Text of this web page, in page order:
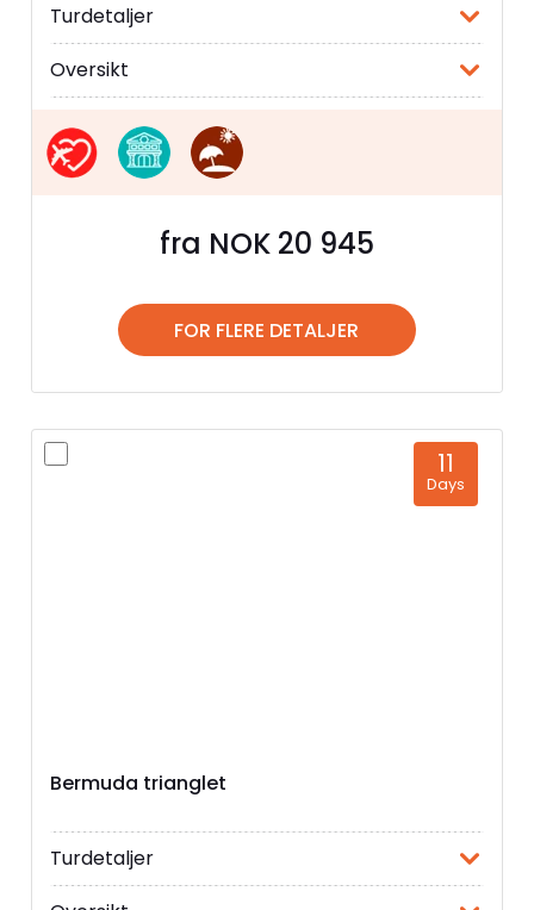
Turdetaljer
Oversikt
fra NOK 20 945
FOR FLERE DETALJER
11
Days
Bermuda trianglet
Turdetaljer